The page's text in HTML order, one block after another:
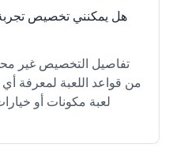
هل يمكنني تخصيص
تفاصيل التخصيص غير
من قواعد اللعبة لمعرفة